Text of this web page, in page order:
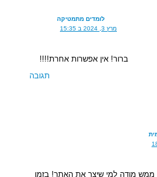
לומדים מתמטיקה
מרץ 3, 2024 ב 15:35
ברור! אין אפשרות אחרת!!!!
תגובה
ממש מודה למי שיצר את האתר! בזמן